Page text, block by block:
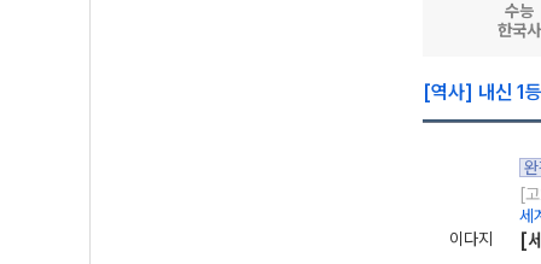
수능
한국사
[역사] 내신 1
이다지
[
세
[